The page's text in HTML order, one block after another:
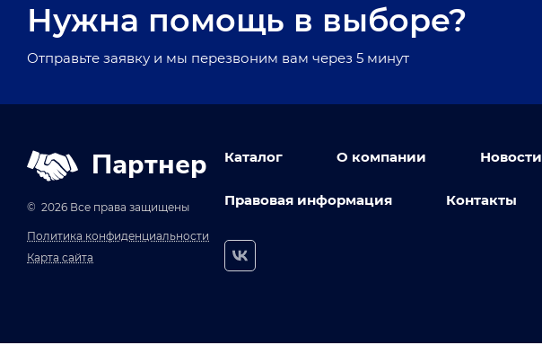
Нужна помощь в выборе?
Отправьте заявку и мы перезвоним вам через 5 минут
Партнер
© 2026 Все права защищены
Политика конфиденциальности
Карта сайта
Каталог О компании Новости
Правовая информация Контакты